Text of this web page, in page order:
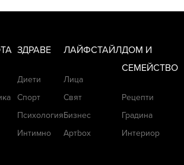
ЗДРАВЕ
Диети
Спорт
Психология
Интимно
ЛАЙФСТАЙЛ
Лица
Свят
Бизнес
Артbox
ДОМ И
СЕМЕЙСТВО
Рецепти
Градина
Интериор